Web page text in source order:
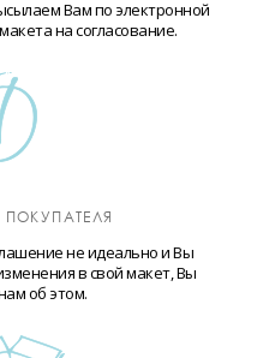
Вам по электронной
на согласование.
не идеально и Вы
в свой макет, Вы
об этом.